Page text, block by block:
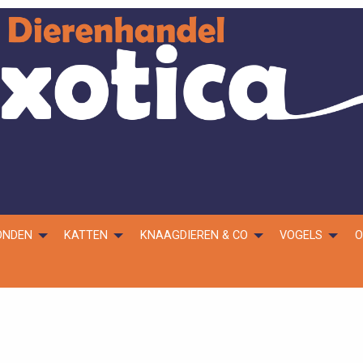
KATTEN KNAAGDIEREN & CO VOGELS